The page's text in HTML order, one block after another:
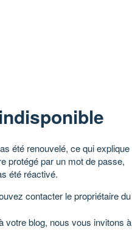
été renouvelé, ce qui explique
protégé par un mot de passe,
été réactivé.
contacter le propriétaire du
votre blog, nous vous invitons à